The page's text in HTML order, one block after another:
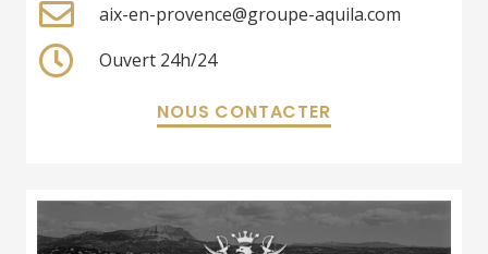
aix-en-provence@groupe-aquila.com
Ouvert 24h/24
NOUS CONTACTER